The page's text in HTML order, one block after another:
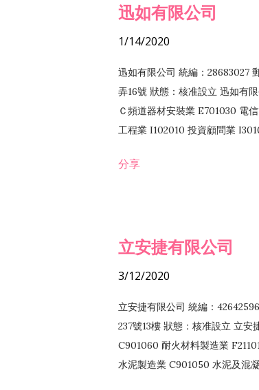
迅如有限公司
1/14/2020
迅如有限公司 統編：28683027
弄16號 狀態：核准設立 迅如有
Ｃ頻道器材安裝業 E701030 電
工程業 I102010 投資顧問業
務 F102030 菸酒批發業
分享
立安捷有限公司
3/12/2020
立安捷有限公司 統編：
237號13樓 狀態：核准設立 立
C901060 耐火材料製造業
水泥製造業 C901050 水泥及混